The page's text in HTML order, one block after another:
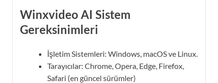
Winxvideo AI Sistem
Gereksinimleri
İşletim Sistemleri: Windows, macOS ve Linux.
Tarayıcılar: Chrome, Opera, Edge, Firefox,
Safari (en güncel sürümler)